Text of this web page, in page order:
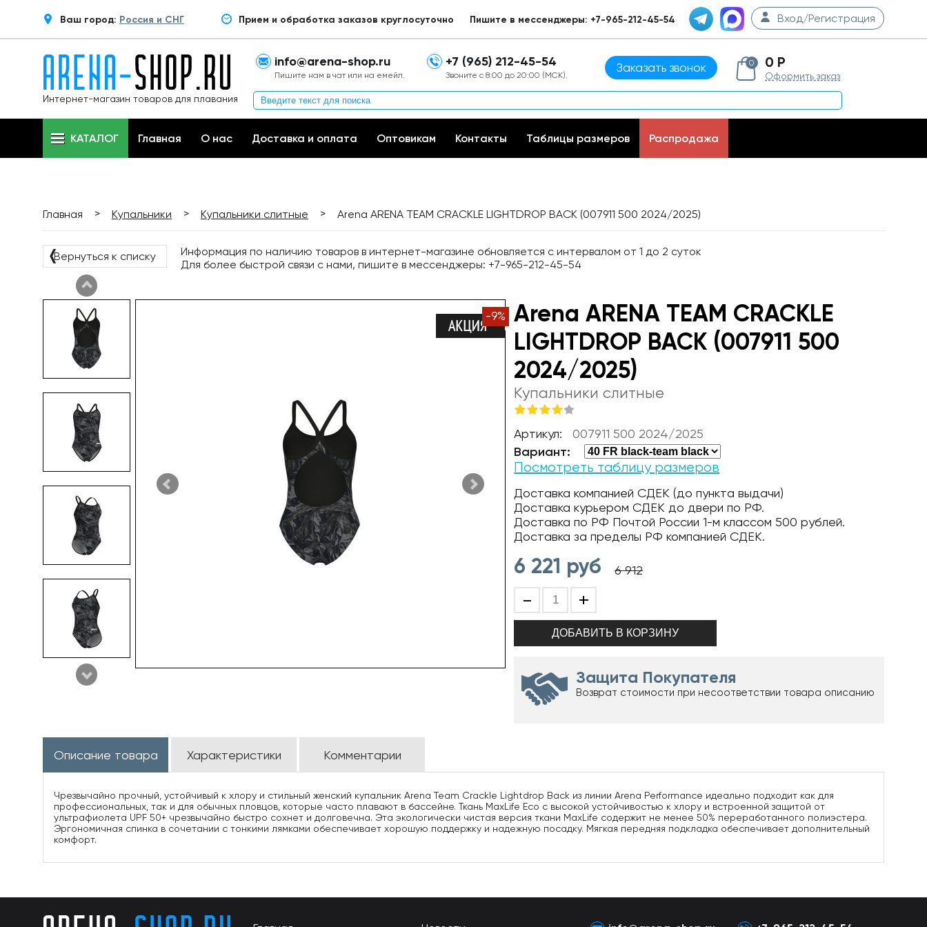
Ваш город: Россия и СНГ Прием и обработка заказов круглосуточно Пишите в мессенджеры: +7-965-212-45-54 Вход/Регистрация
Интернет-магазин товаров для плавания
info@arena-shop.ru
Пишите нам в чат или на емейл.
+7 (965) 212-45-54
Звоните с 8:00 до 20:00 (МСК).
Заказать звонок 0 0 Р
Оформить заказ
КАТАЛОГ Главная О нас Доставка и оплата Оптовикам Контакты Таблицы размеров Распродажа
Главная > Купальники > Купальники слитные > Arena ARENA TEAM CRACKLE LIGHTDROP BACK (007911 500 2024/2025)
❬Вернуться к списку
Информация по наличию товаров в интернет-магазине обновляется с интервалом от 1 до 2 суток
Для более быстрой связи с нами, пишите в мессенджеры: +7-965-212-45-54
-9%
Arena ARENA TEAM CRACKLE
LIGHTDROP BACK (007911 500
2024/2025)
Купальники слитные
Артикул: 007911 500 2024/2025
Вариант:
Посмотреть таблицу размеров
Доставка компанией СДЕК (до пункта выдачи)
Доставка курьером СДЕК до двери по РФ.
Доставка по РФ Почтой России 1-м классом 500 рублей.
Доставка за пределы РФ компанией СДЕК.
6 221 руб 6 912
- +
Защита Покупателя
Возврат стоимости при несоответствии товара описанию
Описание товара Характеристики Комментарии
Чрезвычайно прочный, устойчивый к хлору и стильный женский купальник Arena Team Crackle Lightdrop Back из линии Arena Performance идеально подходит как для
профессиональных, так и для обычных пловцов, которые часто плавают в бассейне. Ткань MaxLife Eco с высокой устойчивостью к хлору и встроенной защитой от
ультрафиолета UPF 50+ чрезвычайно быстро сохнет и долговечна. Эта экологически чистая версия ткани MaxLife содержит не менее 50% переработанного полиэстера.
Эргономичная спинка в сочетании с тонкими лямками обеспечивает хорошую поддержку и надежную посадку. Мягкая передняя подкладка обеспечивает дополнительный
комфорт.